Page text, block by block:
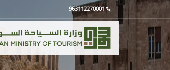
963112270001